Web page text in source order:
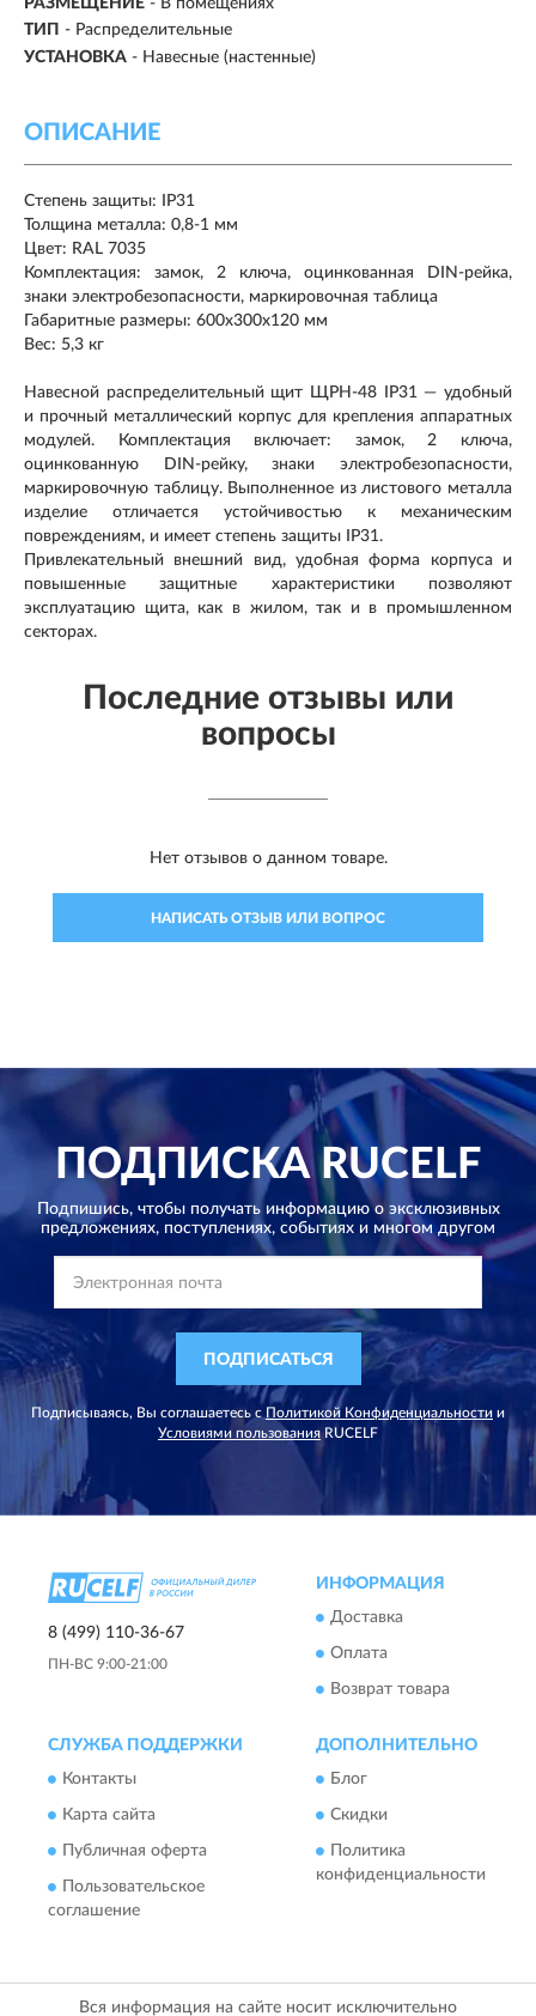
РАЗМЕЩЕНИЕ - В помещениях
ТИП - Распределительные
УСТАНОВКА - Навесные (настенные)
ОПИСАНИЕ
Степень защиты: IP31
Толщина металла: 0,8-1 мм
Цвет: RAL 7035
Комплектация: замок, 2 ключа, оцинкованная DIN-рейка,
знаки электробезопасности, маркировочная таблица
Габаритные размеры: 600х300х120 мм
Вес: 5,3 кг
Навесной распределительный щит ЩРН-48 IP31 — удобный
и прочный металлический корпус для крепления аппаратных
модулей. Комплектация включает: замок, 2 ключа,
оцинкованную DIN-рейку, знаки электробезопасности,
маркировочную таблицу. Выполненное из листового металла
изделие отличается устойчивостью к механическим
повреждениям, и имеет степень защиты IP31.
Привлекательный внешний вид, удобная форма корпуса и
повышенные защитные характеристики позволяют
эксплуатацию щита, как в жилом, так и в промышленном
секторах.
Последние отзывы или
вопросы
Нет отзывов о данном товаре.
НАПИСАТЬ ОТЗЫВ ИЛИ ВОПРОС
ПОДПИСКАRUCELF
Подпишись, чтобы получать информацию о эксклюзивных
предложениях, поступлениях, событиях и многом другом
ПОДПИСАТЬСЯ
Подписываясь, Вы соглашаетесь с Политикой Конфиденциальности и
Условиями пользованияRUCELF
8 (499) 110-36-67
ПН-ВС 9:00-21:00
ИНФОРМАЦИЯ
Доставка
Оплата
Возврат товара
СЛУЖБА ПОДДЕРЖКИ
Контакты
Карта сайта
Публичная оферта
Пользовательское
соглашение
ДОПОЛНИТЕЛЬНО
Блог
Скидки
Политика
конфиденциальности
Вся информация на сайте носит исключительно